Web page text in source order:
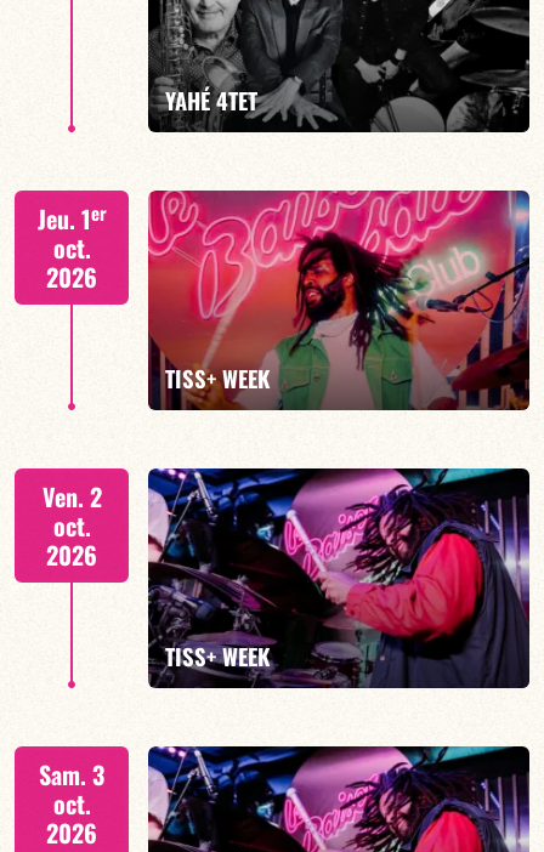
YAHÉ 4TET
S. BEUF/F. DEVIENNE/T. FANFANT/B. HENOCQ
EN SAVOIR PLUS RÉSERVER
Jeu. 1er
oct.
2026
TISS+ WEEK
Tiss Rodriguez batterie/lead
EN SAVOIR PLUS
Ven. 2
oct.
2026
TISS+ WEEK
Tiss Rodriguez batterie/lead
Sam. 3
oct.
2026